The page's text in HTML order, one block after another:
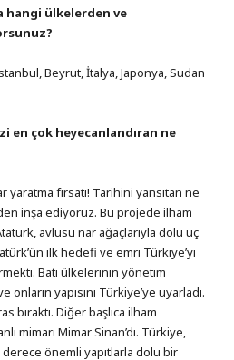
hangi ülkelerden ve
Beyrut, İtalya, Japonya, Sudan
en çok heyecanlandıran ne
yaratma fırsatı! Tarihini yansıtan ne
inşa ediyoruz. Bu projede ilham
avlusu nar ağaçlarıyla dolu üç
ilk hedefi ve emri Türkiye’yi
Batı ülkelerinin yönetim
onların yapısını Türkiye’ye uyarladı.
bıraktı. Diğer başlıca ilham
mimarı Mimar Sinan’dı. Türkiye,
önemli yapıtlarla dolu bir